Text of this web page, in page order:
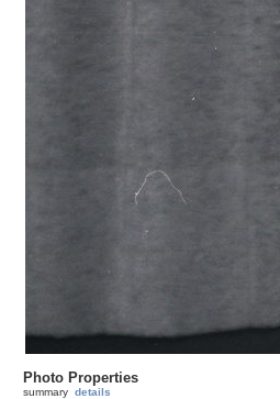
Photo Properties
summary details